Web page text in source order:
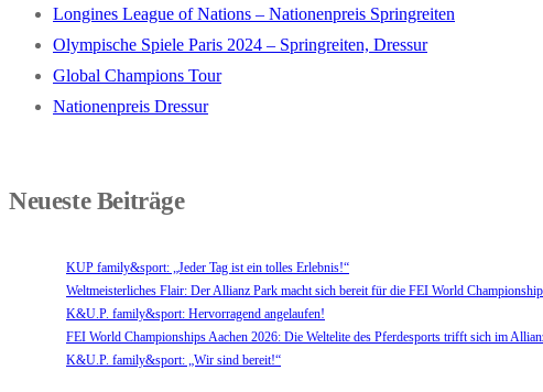
Longines League of Nations – Nationenpreis Springreiten
Olympische Spiele Paris 2024 – Springreiten, Dressur
Global Champions Tour
Nationenpreis Dressur
Neueste Beiträge
KUP family&sport: „Jeder Tag ist ein tolles Erlebnis!“
Weltmeisterliches Flair: Der Allianz Park macht sich bereit für die FEI World
K&U.P. family&sport: Hervorragend angelaufen!
FEI World Championships Aachen 2026: Die Weltelite des Pferdesports trifft sich im
K&U.P. family&sport: „Wir sind bereit!“